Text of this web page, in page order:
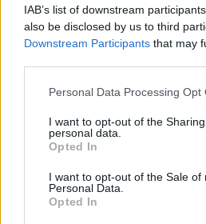
IAB’s list of downstream
also be disclosed by us to third
Downstream Participants that may
Please note that this website/app
not limited to your visit or usage
grant or deny consent to Google
use your data for below specified
consent section.
Personal Data Processing Opt
I want to opt-out of the
personal data.
Opted In
I want to opt-out of the Sale of
Personal Data.
Opted In